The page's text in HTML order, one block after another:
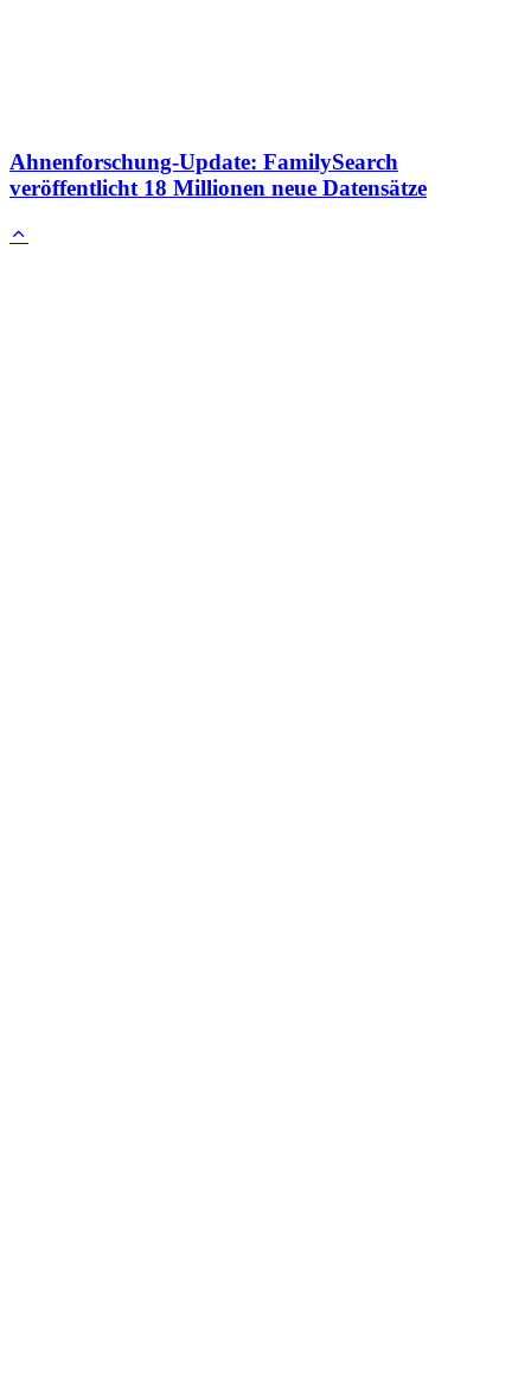
Ahnenforschung-Update: FamilySearch
veröffentlicht 18 Millionen neue Datensätze